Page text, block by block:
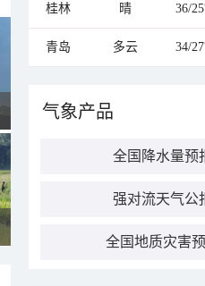
桂林 晴 36/
青岛 多云 34/
气象产品
全国降水量预
强对流天气公
全国地质灾害